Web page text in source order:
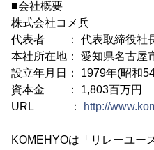
■会社概要
株式会社コメ兵
代表者 ： 代表取締役社
本社所在地： 愛知県名古屋
設立年月日： 1979年(昭和
資本金 ： 1,803百万円
URL ：
http://
KOMEHYOは「リレーユー